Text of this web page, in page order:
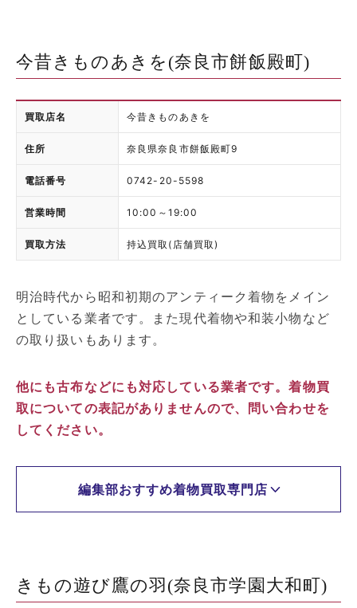
今昔きものあきを(奈良市餅飯殿町)
買取店名 今昔きものあきを
住所 奈良県奈良市餅飯殿町9
電話番号 0742-20-5598
営業時間 10:00～19:00
買取方法 持込買取(店舗買取)
明治時代から昭和初期のアンティーク着物をメイン
としている業者です。また現代着物や和装小物など
の取り扱いもあります。
他にも古布などにも対応している業者です。着物買
取についての表記がありませんので、問い合わせを
してください。
編集部おすすめ着物買取専門店
きもの遊び鷹の羽(奈良市学園大和町)